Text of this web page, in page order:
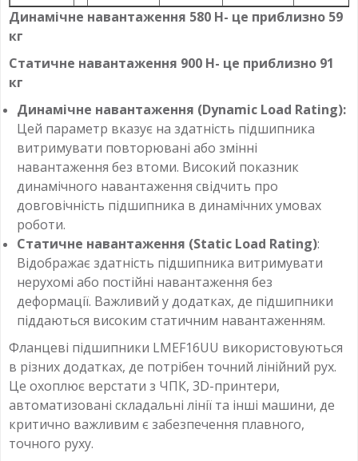
Динамічне навантаження 580 Н- це приблизно 59
кг
Статичне навантаження 900 Н- це приблизно 91
кг
Динамічне навантаження (Dynamic Load Rating):
Цей параметр вказує на здатність підшипника
витримувати повторювані або змінні
навантаження без втоми. Високий показник
динамічного навантаження свідчить про
довговічність підшипника в динамічних умовах
роботи.
Статичне навантаження (Static Load Rating):
Відображає здатність підшипника витримувати
нерухомі або постійні навантаження без
деформації. Важливий у додатках, де підшипники
піддаються високим статичним навантаженням.
Фланцеві підшипники LMEF16UU використовуються
в різних додатках, де потрібен точний лінійний рух.
Це охоплює верстати з ЧПК, 3D-принтери,
автоматизовані складальні лінії та інші машини, де
критично важливим є забезпечення плавного,
точного руху.